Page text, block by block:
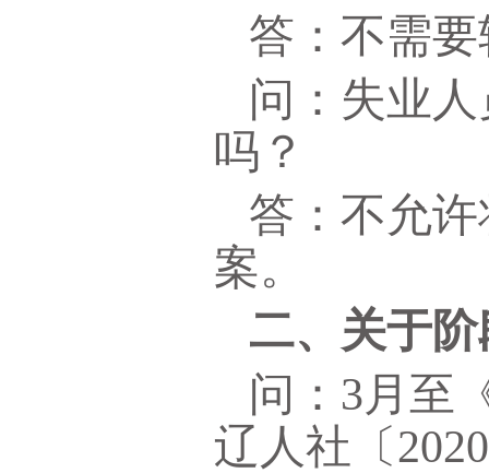
答：不需
问：失业
吗？
答：不允
案。
二、关于
问：3月至
辽人社〔